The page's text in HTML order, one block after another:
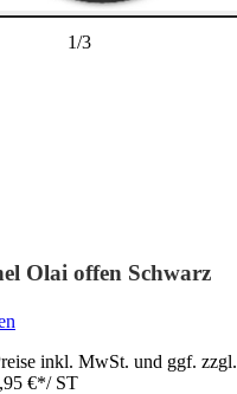
1/3
Olai offen Schwarz
inkl. MwSt. und ggf. zzgl.
€*/ ST